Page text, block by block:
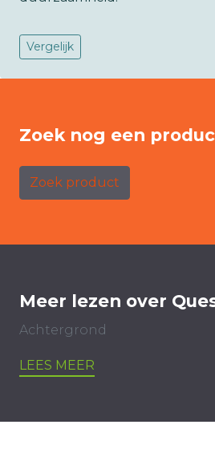
Vergelijk
Zoek nog een
Zoek product
Meer lezen over
Achtergrond
LEES MEER